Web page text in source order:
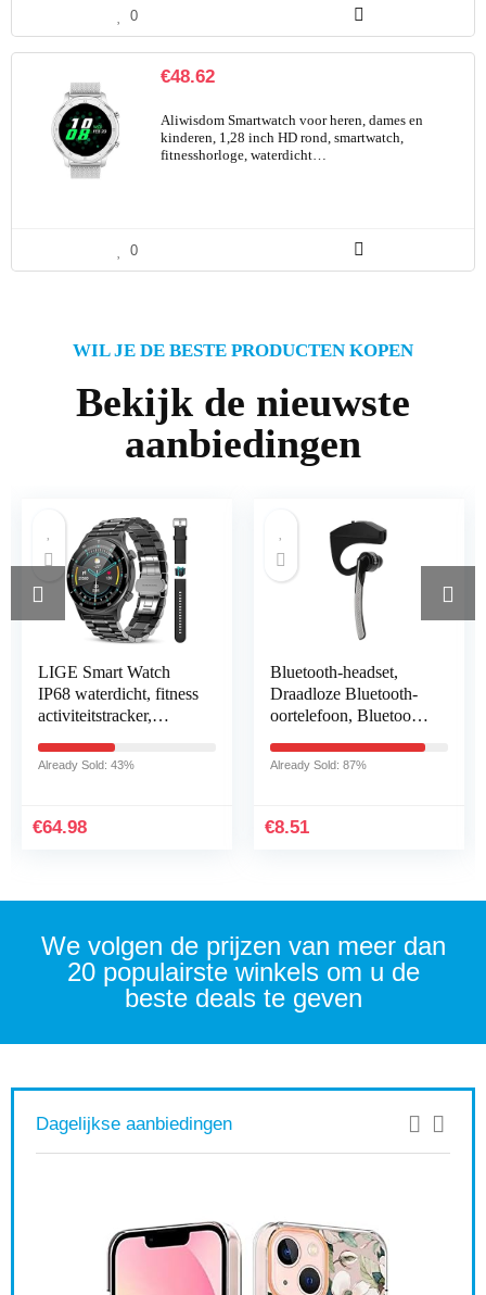
0
€48.62
Aliwisdom Smartwatch voor heren, dames en
kinderen, 1,28 inch HD rond, smartwatch,
fitnesshorloge, waterdicht…
0
WIL JE DE BESTE PRODUCTEN KOPEN
Bekijk de nieuwste
aanbiedingen
LIGE Smart Watch
IP68 waterdicht, fitness
activiteitstracker,
voor Android iOS
Already Sold: 43%
€64.98
Bluetooth-headset,
Draadloze Bluetooth-
oortelefoon, Bluetooth
Draadloze Mono
Already Sold: 87%
€8.51
We volgen de prijzen van meer dan
20 populairste winkels om u de
beste deals te geven
Dagelijkse aanbiedingen